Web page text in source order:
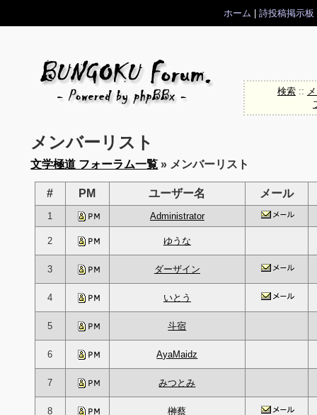
ホーム 詩投稿掲示板
検索::
メンバーリスト
文学極道 フォーラム一覧 » メンバーリスト
# PM ユーザー名 メール
1 Administrator
2 ゆうな
3 ダーザイン
4 いとう
5 斗宿
6 AyaMaidz
7 みつとみ
8 榊蔡